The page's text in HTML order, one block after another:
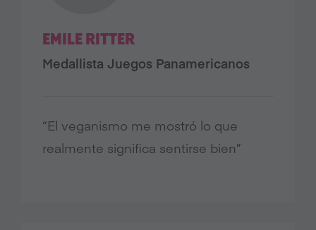
EMILE RITTER
Medallista Juegos Panamericanos
“El veganismo me mostró lo que
realmente significa sentirse bien”